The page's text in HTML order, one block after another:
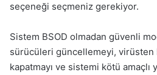
seçeneği seçmeniz gerekiyor.
Sistem BSOD olmadan güvenli
sürücüleri güncellemeyi, virüsten
kapatmayı ve sistemi kötü amaçlı